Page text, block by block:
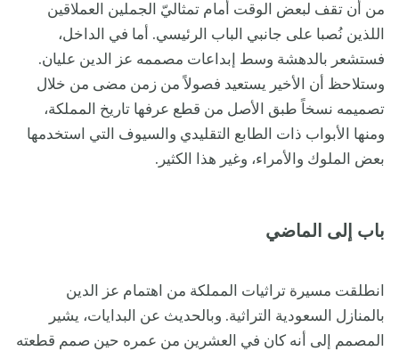
من أن تقف لبعض الوقت أمام تمثاليّ الجملين العملاقين
اللذين نُصبا على جانبي الباب الرئيسي. أما في الداخل،
فستشعر بالدهشة وسط إبداعات مصممه عز الدين عليان.
وستلاحظ أن الأخير يستعيد فصولاً من زمن مضى من خلال
تصميمه نسخاً طبق الأصل من قطع عرفها تاريخ المملكة،
ومنها الأبواب ذات الطابع التقليدي والسيوف التي استخدمها
بعض الملوك والأمراء، وغير هذا الكثير.
باب إلى الماضي
انطلقت مسيرة تراثيات المملكة من اهتمام عز الدين
بالمنازل السعودية التراثية. وبالحديث عن البدايات، يشير
المصمم إلى أنه كان في العشرين من عمره حين صمم قطعته